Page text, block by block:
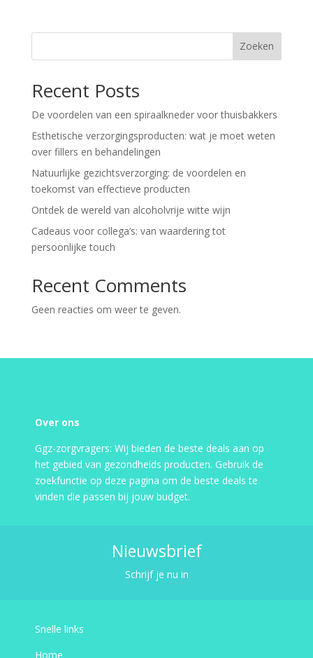
Zoeken
Recent Posts
De voordelen van een spiraalkneder voor thuisbakkers
Esthetische verzorgingsproducten: wat je moet weten
over fillers en behandelingen
Natuurlijke gezichtsverzorging: de voordelen en
toekomst van effectieve producten
Ontdek de wereld van alcoholvrije witte wijn
Cadeaus voor collega’s: van waardering tot
persoonlijke touch
Recent Comments
Geen reacties om weer te geven.
Over ons
Ggz-zorgvragers: Wij bieden de beste deals aan op
het gebied van gezondheids producten. Gebruik de
zoekfunctie op deze pagina om de beste deals te
vinden die passen bij jouw budget.
Nieuwsbrief
Schrijf je nu in
Snelle links
Home